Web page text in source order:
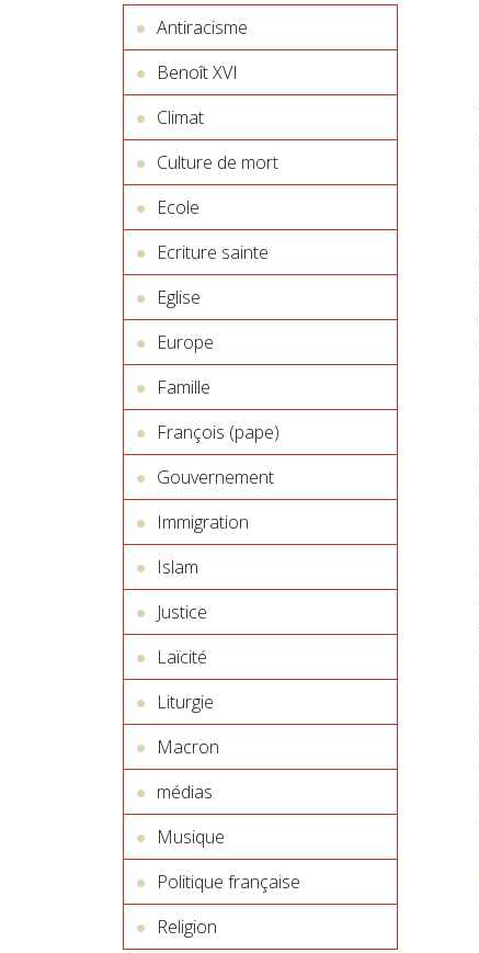
Antiracisme
Benoît XVI
Climat
Culture de mort
Ecole
Ecriture sainte
Eglise
Europe
Famille
François (pape)
Gouvernement
Immigration
Islam
Justice
Laïcité
Liturgie
Macron
médias
Musique
Politique française
Religion